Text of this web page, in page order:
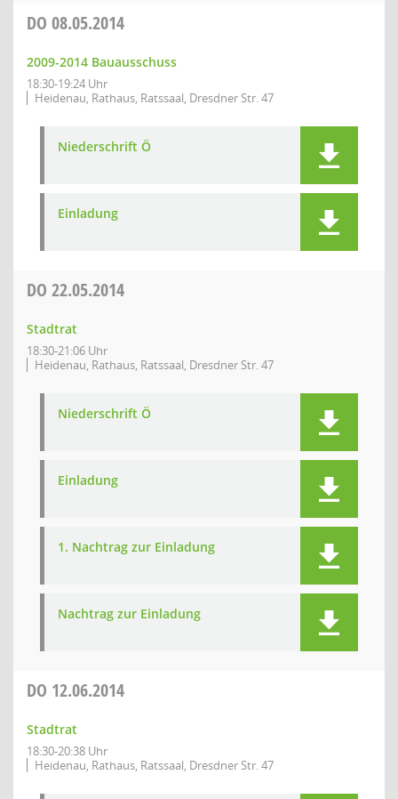
DO 08.05.2014
2009-2014 Bauausschuss
18:30-19:24 Uhr
Heidenau, Rathaus, Ratssaal, Dresdner Str. 47
Niederschrift Ö
Einladung
DO 22.05.2014
Stadtrat
18:30-21:06 Uhr
Heidenau, Rathaus, Ratssaal, Dresdner Str. 47
Niederschrift Ö
Einladung
1. Nachtrag zur Einladung
Nachtrag zur Einladung
DO 12.06.2014
Stadtrat
18:30-20:38 Uhr
Heidenau, Rathaus, Ratssaal, Dresdner Str. 47